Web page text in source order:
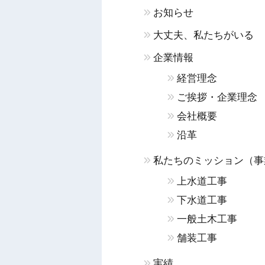
お知らせ
大丈夫、私たちがいる
企業情報
経営理念
ご挨拶・企業理念
会社概要
沿革
私たちのミッション（
上水道工事
下水道工事
一般土木工事
舗装工事